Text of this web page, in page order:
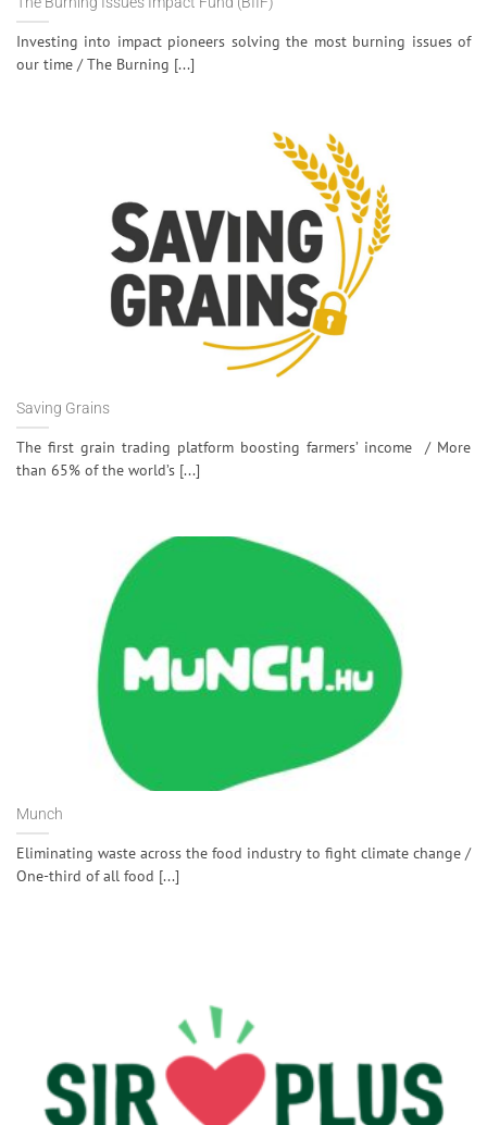
Investing into impact pioneers solving the most burning issues of
our time / The Burning [...]
Saving Grains
The first grain trading platform boosting farmers’ income / More
than 65% of the world’s [...]
Munch
Eliminating waste across the food industry to fight climate change /
One-third of all food [...]